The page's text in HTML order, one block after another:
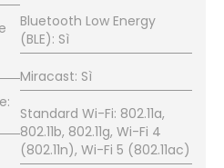
Bluetooth Low Energy
(BLE): Sì
Miracast: Sì
Standard Wi-Fi: 802.11a,
802.11b, 802.11g, Wi-Fi 4
(802.11n), Wi-Fi 5 (802.11ac)